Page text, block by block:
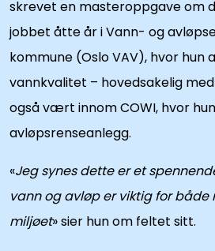
skrevet en masteroppgave om
jobbet åtte år i Vann- og
kommune (Oslo VAV), hvor hun
vannkvalitet – hovedsakelig
også vært innom COWI, hvor
avløpsrenseanlegg.
«Jeg synes dette er et
vann og avløp er viktig for både
miljøet» sier hun om feltet sitt.